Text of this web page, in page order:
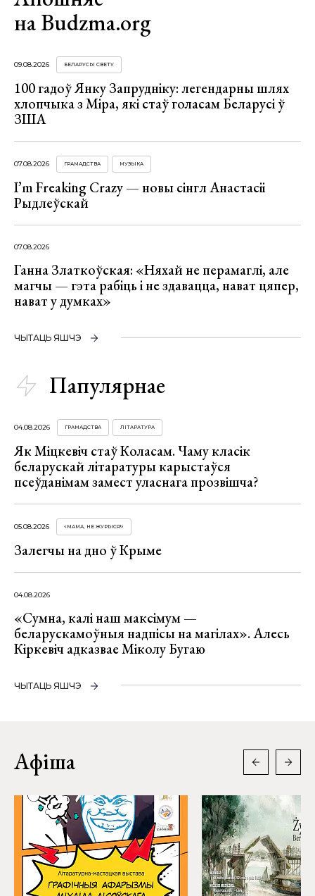
на Budzma.org
09.08.2026 БЕЛАРУСЫ СВЕТУ
100 гадоў Янку Запрудніку: легендарны шлях
хлопчыка з Міра, які стаў голасам Беларусі ў
ЗША
07.08.2026 ГРАМАДСТВА МУЗЫКА
I’m Freaking Crazy — новы сінгл Анастасіі
Рыдлеўскай
07.08.2026
Ганна Златкоўская: «Няхай не перамаглі, але
магчы — гэта рабіць і не здавацца, нават цяпер,
нават у думках»
ЧЫТАЦЬ ЯШЧЭ
Папулярнае
04.08.2026 ГРАМАДСТВА ЛІТАРАТУРА
Як Міцкевіч стаў Коласам. Чаму класік
беларускай літаратуры карыстаўся
псеўданімам замест уласнага прозвішча?
05.08.2026 «МАМА, НЕ ЖУРЫСЯ!»
Залегчы на дно ў Крыме
04.08.2026
«Сумна, калі наш максімум —
беларускамоўныя надпісы на магілах». Алесь
Кіркевіч адказвае Міколу Бугаю
ЧЫТАЦЬ ЯШЧЭ
Афіша